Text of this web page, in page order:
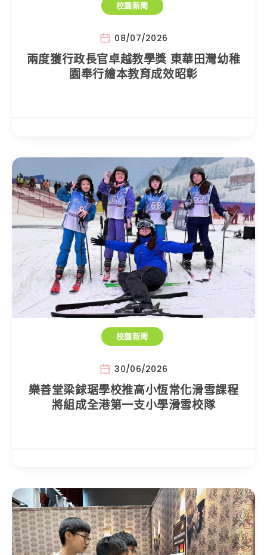
校園新聞
08/07/2026
兩度獲行政長官卓越教學獎 東華田灣幼稚
園奉行繪本教育成效昭彰
校園新聞
30/06/2026
樂善堂梁銶琚學校推高小恆常化滑雪課程
將組成全港第一支小學滑雪校隊